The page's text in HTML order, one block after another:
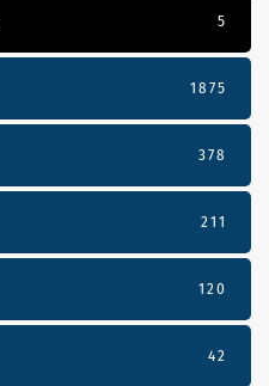
5
1875
378
211
120
42